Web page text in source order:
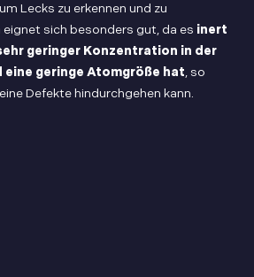
Lecks zu erkennen und zu
eignet sich besonders gut, da es inert
geringer Konzentration in der
geringe Atomgröße hat, so
Defekte hindurchgehen kann.